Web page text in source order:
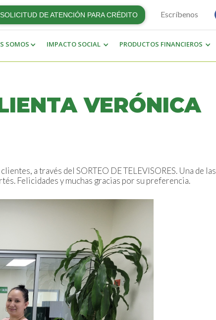
SOLICITUD DE ATENCIÓN PARA CRÉDITO Escríbenos
SOMOS IMPACTO SOCIAL PRODUCTOS FINANCIEROS
VERÓNICA
a través del SORTEO DE TELEVISORES. Una de las
Felicidades y muchas gracias por su preferencia.